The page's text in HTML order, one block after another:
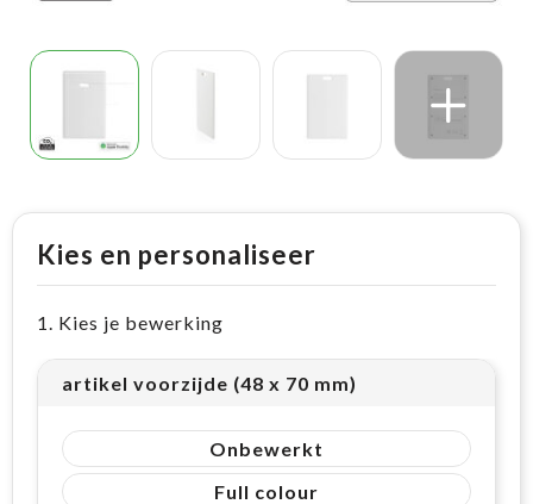
Kies en personaliseer
1. Kies je bewerking
artikel voorzijde (48 x 70 mm)
Onbewerkt
Full colour